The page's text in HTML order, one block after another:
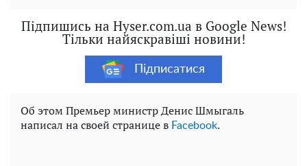
Підпишись на Hyser.com.ua в Google News!
Тільки найяскравіші новини!
Підписатися
Об этом Премьер министр Денис Шмыгаль
написал на своей странице в Facebook.